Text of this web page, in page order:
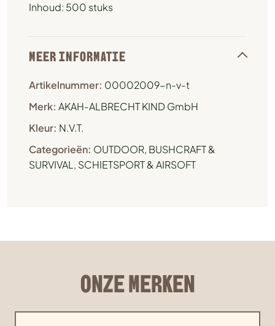
Inhoud: 500 stuks
MEER INFORMATIE
Artikelnummer: 00002009-n-v-t
Merk: AKAH-ALBRECHT KIND GmbH
Kleur: N.V.T.
Categorieën: OUTDOOR, BUSHCRAFT &
SURVIVAL , SCHIETSPORT & AIRSOFT
ONZE MERKEN